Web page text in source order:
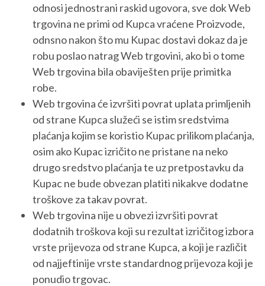
odnosi jednostrani raskid ugovora, sve dok Web
trgovina ne primi od Kupca vraćene Proizvode,
odnsno nakon što mu Kupac dostavi dokaz da je
robu poslao natrag Web trgovini, ako bi o tome
Web trgovina bila obaviješten prije primitka
robe.
Web trgovina će izvršiti povrat uplata primljenih
od strane Kupca služeći se istim sredstvima
plaćanja kojim se koristio Kupac prilikom plaćanja,
osim ako Kupac izričito ne pristane na neko
drugo sredstvo plaćanja te uz pretpostavku da
Kupac ne bude obvezan platiti nikakve dodatne
troškove za takav povrat.
Web trgovina nije u obvezi izvršiti povrat
dodatnih troškova koji su rezultat izričitog izbora
vrste prijevoza od strane Kupca, a koji je različit
od najjeftinije vrste standardnog prijevoza koji je
ponudio trgovac.